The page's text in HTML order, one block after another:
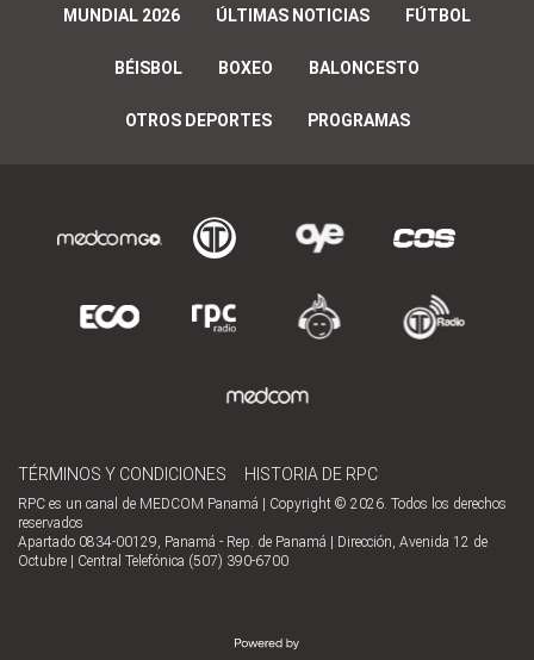
MUNDIAL 2026 ÚLTIMAS NOTICIAS FÚTBOL
BÉISBOL BOXEO BALONCESTO
OTROS DEPORTES PROGRAMAS
TÉRMINOS Y CONDICIONES HISTORIA DE RPC
RPC es un canal de MEDCOM Panamá | Copyright © 2026. Todos los derechos
reservados
Apartado 0834-00129, Panamá - Rep. de Panamá | Dirección, Avenida 12 de
Octubre | Central Telefónica (507) 390-6700